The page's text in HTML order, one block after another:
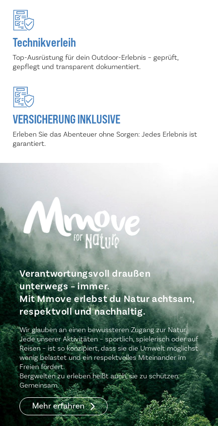
Technikverleih
Top-Ausrüstung für dein Outdoor-Erlebnis – geprüft,
gepflegt und transparent dokumentiert.
VERSICHERUNG INKLUSIVE
Erleben Sie das Abenteuer ohne Sorgen: Jedes Erlebnis ist
garantiert.
Verantwortungsvoll draußen
unterwegs – immer.
Mit Mmove erlebst du Natur achtsam,
respektvoll und nachhaltig.
Wir glauben an einen bewussteren Zugang zur Natur.
Jede unserer Aktivitäten – sportlich, spielerisch oder auf
Reisen – ist so konzipiert, dass sie die Umwelt möglichst
wenig belastet und ein respektvolles Miteinander im
Freien fördert.
Bergwelten zu erleben heißt auch, sie zu schützen.
Gemeinsam.
Mehr erfahren